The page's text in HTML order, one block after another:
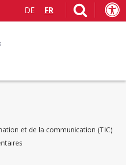
DE FR
et de la communication (TIC)